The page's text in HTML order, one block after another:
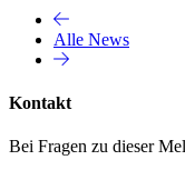
Alle News
Kontakt
Bei Fragen zu dieser